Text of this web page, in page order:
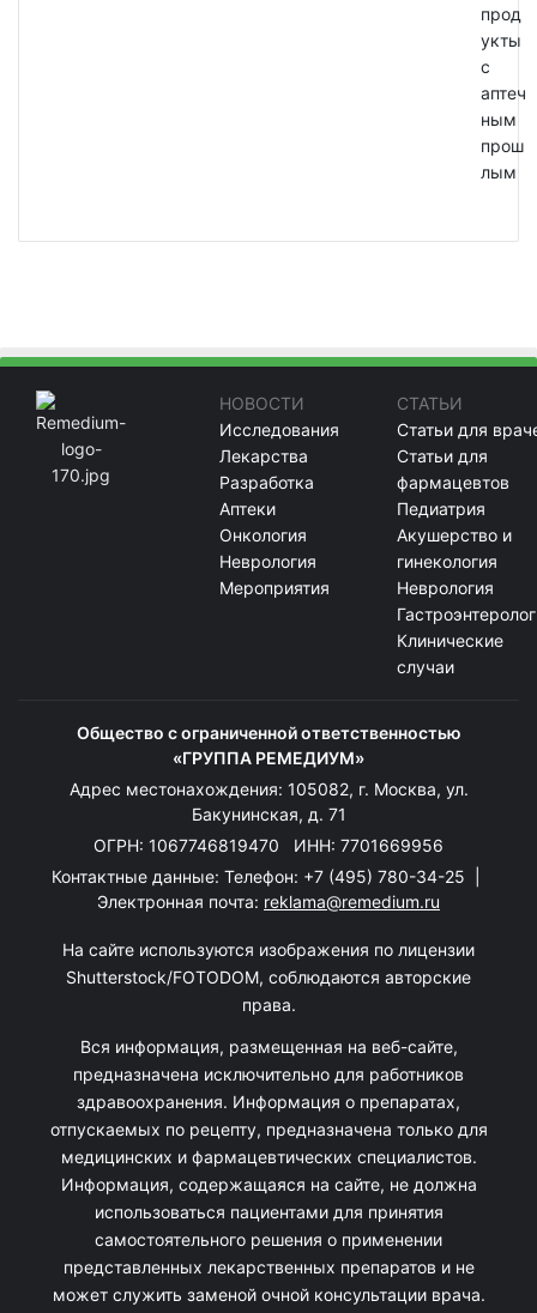
прод
укты
с
аптеч
ным
прош
лым
НОВОСТИ
Исследования
Лекарства
Разработка
Аптеки
Онкология
Неврология
Мероприятия
СТАТЬИ
Статьи для
Статьи для
фармацевтов
Педиатрия
Акушерство и
гинекология
Неврология
Клинические
случаи
Общество с ограниченной ответственностью
«ГРУППА РЕМЕДИУМ»
Адрес местонахождения: 105082, г. Москва, ул.
Бакунинская, д. 71
ОГРН: 1067746819470 ИНН: 7701669956
Контактные данные: Телефон: +7 (495) 780-34-25
Электронная почта: reklama@remedium.ru
На сайте используются изображения по лицензии
Shutterstock/FOTODOM, соблюдаются авторские
права.
Вся информация, размещенная на веб-сайте,
предназначена исключительно для работников
здравоохранения. Информация о препаратах,
отпускаемых по рецепту, предназначена только для
медицинских и фармацевтических специалистов.
Информация, содержащаяся на сайте, не должна
использоваться пациентами для принятия
самостоятельного решения о применении
представленных лекарственных препаратов и не
может служить заменой очной консультации врача.